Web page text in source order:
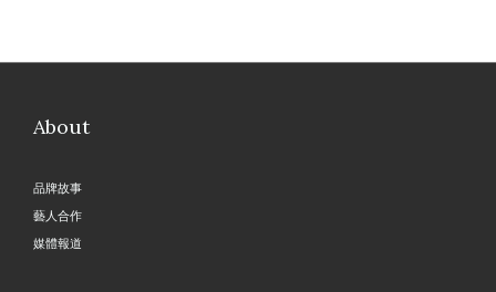
About
品牌故事
藝人合作
媒體報道